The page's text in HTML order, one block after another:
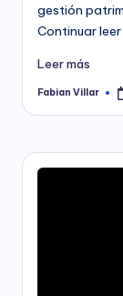
gestión
Continuar leer
Leer más
Publicado
Fabian Villar